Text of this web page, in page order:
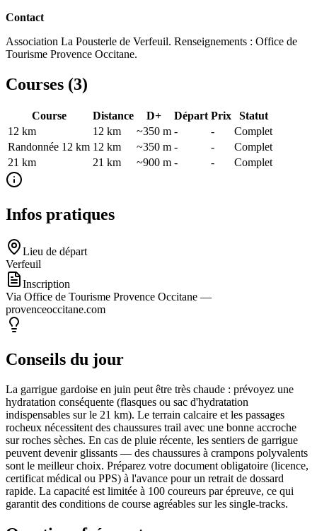
Contact
Association La Pousterle de Verfeuil. Renseignements : Office de
Tourisme Provence Occitane.
Courses (3)
Course Distance D+ Départ Prix
Statut
12 km
12 km ~350 m - -
Complet
Randonnée 12 km 12 km ~350 m - -
Complet
21 km
21 km ~900 m - - Complet
Infos pratiques
Lieu de départ
Verfeuil
Inscription
Via Office de Tourisme Provence Occitane —
provenceoccitane.com
Conseils du jour
La garrigue gardoise en juin peut être très chaude : prévoyez une
hydratation conséquente (flasques ou sac d'hydratation
indispensables sur le 21 km). Le terrain calcaire et les passages
rocheux nécessitent des chaussures trail avec une bonne accroche
sur roches sèches. En cas de pluie récente, les sentiers de garrigue
peuvent devenir glissants — des chaussures à crampons polyvalents
sont le meilleur choix. Préparez votre document obligatoire (licence,
certificat médical ou PPS) à l'avance pour un retrait de dossard
rapide. La capacité est limitée à 100 coureurs par épreuve, ce qui
garantit des conditions de course agréables sur les single-tracks.